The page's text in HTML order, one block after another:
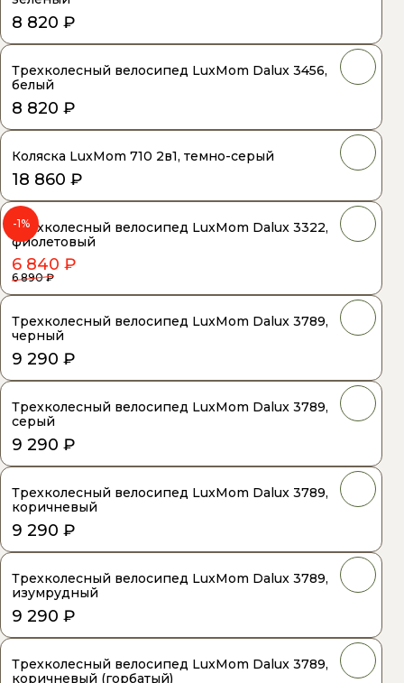
8 820 ₽
Трехколесный велосипед LuxMom Dalux 3456,
белый
8 820 ₽
Коляска LuxMom 710 2в1, темно-серый
18 860 ₽
-1%
Трехколесный велосипед LuxMom Dalux 3322,
фиолетовый
6 840 ₽
6 890 ₽
Трехколесный велосипед LuxMom Dalux 3789,
черный
9 290 ₽
Трехколесный велосипед LuxMom Dalux 3789,
серый
9 290 ₽
Трехколесный велосипед LuxMom Dalux 3789,
коричневый
9 290 ₽
Трехколесный велосипед LuxMom Dalux 3789,
изумрудный
9 290 ₽
Трехколесный велосипед LuxMom Dalux 3789,
коричневый (горбатый)